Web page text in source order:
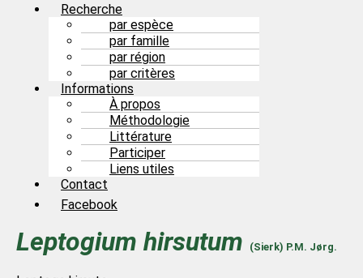
Recherche
par espèce
par famille
par région
par critères
Informations
À propos
Méthodologie
Littérature
Participer
Liens utiles
Contact
Facebook
Leptogium hirsutum (Sierk) P.M. Jørg.